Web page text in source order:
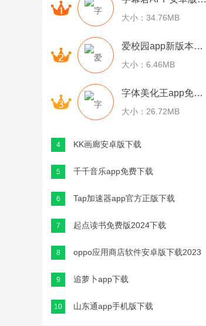
大小：34.76MB
爱校园app新版本下载安装
大小：6.46MB
字体美化王app免费下载
大小：26.72MB
4 KK画廊安卓版下载
5 千千音乐app免费下载
6 Tap加速器app官方正版下载
7 起点读书免费版2024下载
8 oppo应用商店软件安卓版下载2023
9 追萝卜app下载
10 山东通app手机版下载